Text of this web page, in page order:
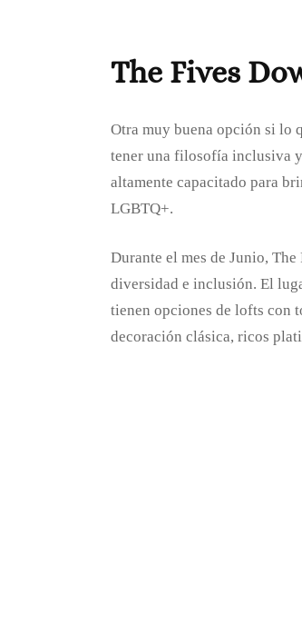
The Fives
Otra muy buena opción si lo
tener una filosofía inclusiva
altamente capacitado para
LGBTQ+.
Durante el mes de Junio,
diversidad e inclusión. El
tienen opciones de lofts con
decoración clásica, ricos